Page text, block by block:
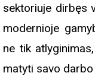
sektoriuje dirbęs
modernioje
ne tik
matyti savo